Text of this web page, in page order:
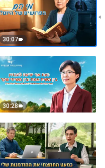
30:07
30:28